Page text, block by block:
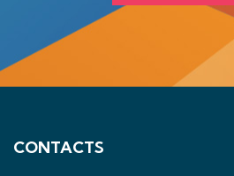
CONTACTS